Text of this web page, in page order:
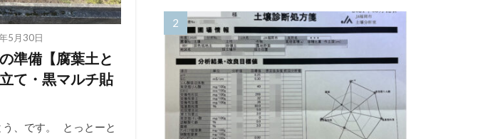
5月30日
準備【腐葉土と
て・黒マルチ貼
、です。 とっとーと